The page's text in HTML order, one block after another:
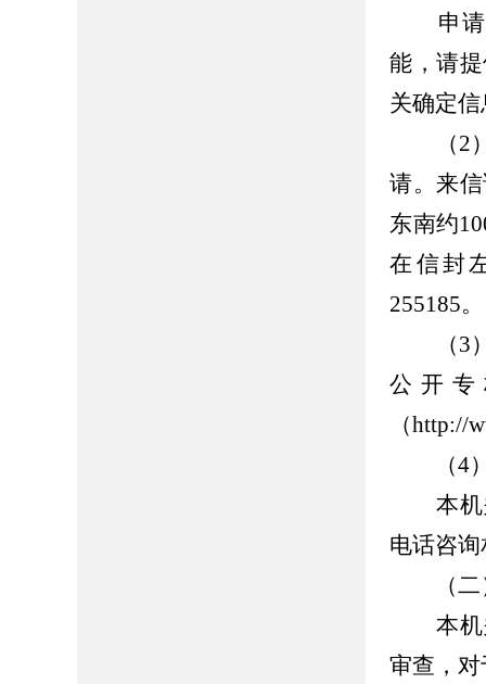
申请人
能，请
关确定
（2）
请。来
东南约
在信封
255185。
（3）
公开
（http://
（4）
本机关
电话咨
（二
本机关
审查，